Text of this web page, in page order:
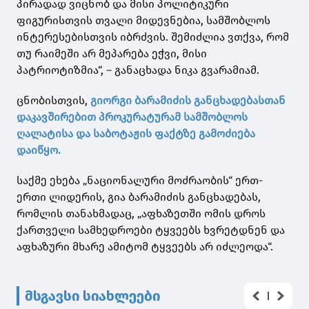
პირადად ვიცნობ და მისი პოლიტიკური
ფიგურისთვის თვალი მიდევნებია, სამშობლოს
ინტერესებისთვის იბრძვის. შემიძლია ვთქვა, რომ
თუ რაიმეში არ მეპარება ეჭვი, მისი
პატრიოტიზმია“, – განაცხადა ნიკა გვარამიამ.
ცნობისთვის, გიორგი ბარამიძის განცხადებასთან
დაკავშირებით პროკურატურამ სამშობლოს
ღალატისა და საბოტაჟის ფაქტზე გამოძიება
დაიწყო.
საქმე ეხება „ნაციონალური მოძრაობის“ ერთ-
ერთი ლიდერის, გია ბარამიძის განცხადებას,
რომლის თანახმადაც, „აფხაზეთში ომის დროს
ქართველი სამხედროები ტყვეებს ხვრეტდნენ და
აფხაზური მხარე ამიტომ ტყვეებს არ იძლეოდა“.
მსგავსი სიახლეები